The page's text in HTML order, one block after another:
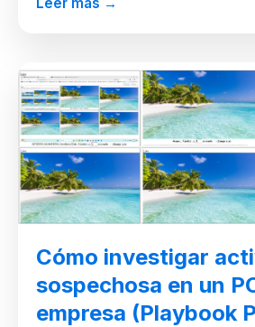
Cómo investigar
sospechosa en un
empresa (Playbook